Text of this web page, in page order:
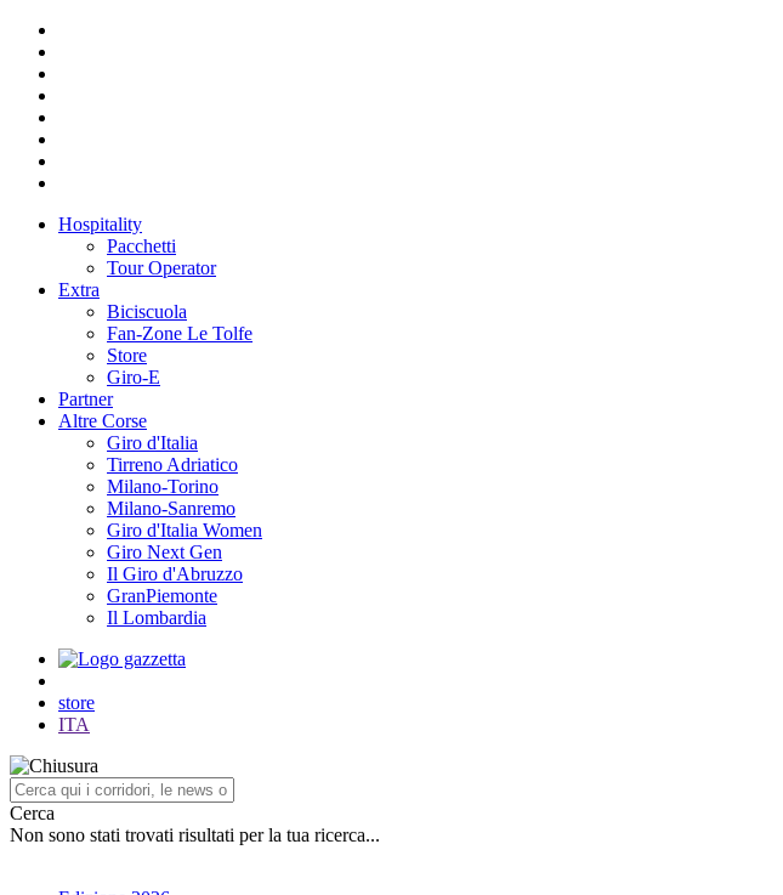
Hospitality
Pacchetti
Tour Operator
Extra
Biciscuola
Fan-Zone Le Tolfe
Store
Giro-E
Partner
Altre Corse
Giro d'Italia
Tirreno Adriatico
Milano-Torino
Milano-Sanremo
Giro d'Italia Women
Giro Next Gen
Il Giro d'Abruzzo
GranPiemonte
Il Lombardia
store
ITA
Cerca
Non sono stati trovati risultati per la tua ricerca...